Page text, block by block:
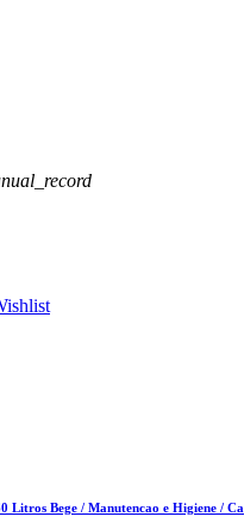
Litros Bege / Manutencao e Higiene / Ca